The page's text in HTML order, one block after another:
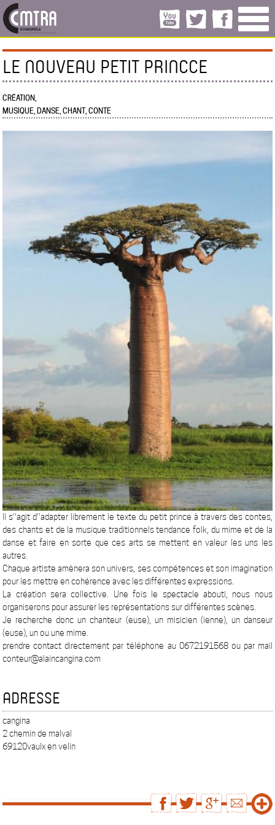
LE NOUVEAU PETIT PRINCCE
CRÉATION,
MUSIQUE, DANSE, CHANT, CONTE
Il s''agit d''adapter librement le texte du petit prince à travers des contes,
des chants et de la musique traditionnels tendance folk, du mime et de la
danse et faire en sorte que ces arts se mettent en valeur les uns les
autres.
Chaque artiste amènera son univers, ses compétences et son imagination
pour les mettre en cohérence avec les différentes expressions.
La création sera collective. Une fois le spectacle abouti, nous nous
organiserons pour assurer les représentations sur différentes scènes.
Je recherche donc un chanteur (euse), un misicien (ienne), un danseur
(euse), un ou une mime.
prendre contact directement par téléphone au 0672191568 ou par mail
conteur@alaincangina.com
ADRESSE
cangina
2 chemin de malval
69120vaulx en velin